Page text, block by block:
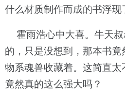
什么材质制作而成的书浮现
霍雨浩心中大喜。牛天叔
的，只是没想到，那本书
物系魂兽收藏着。这简直
竟然真的这么强大吗？